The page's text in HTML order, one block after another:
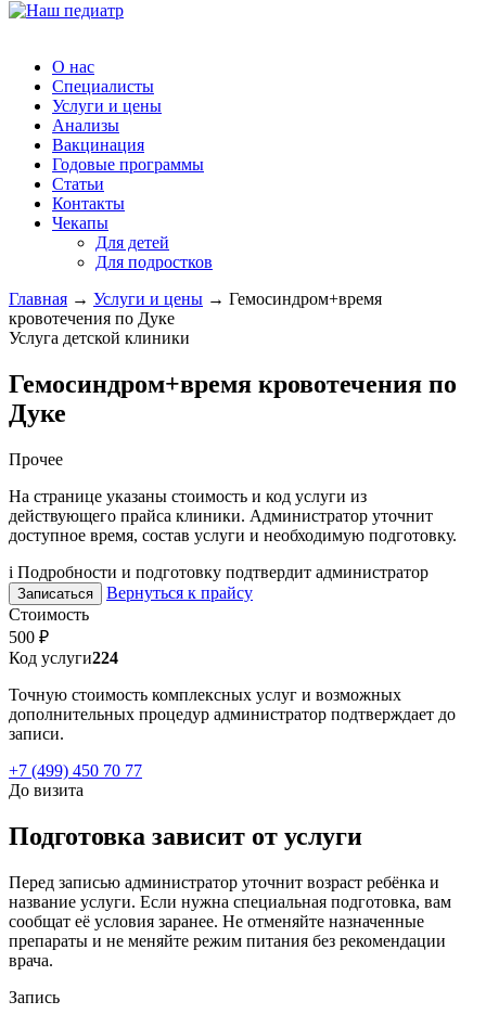
О нас
Специалисты
Услуги и цены
Анализы
Вакцинация
Годовые программы
Статьи
Контакты
Чекапы
Для детей
Для подростков
Главная → Услуги и цены → Гемосиндром+время
кровотечения по Дуке
Услуга детской клиники
Гемосиндром+время кровотечения по
Дуке
Прочее
На странице указаны стоимость и код услуги из
действующего прайса клиники. Администратор уточнит
доступное время, состав услуги и необходимую подготовку.
i Подробности и подготовку подтвердит администратор
Записаться
Вернуться к прайсу
Стоимость
500 ₽
Код услуги224
Точную стоимость комплексных услуг и возможных
дополнительных процедур администратор подтверждает до
записи.
+7 (499) 450 70 77
До визита
Подготовка зависит от услуги
Перед записью администратор уточнит возраст ребёнка и
название услуги. Если нужна специальная подготовка, вам
сообщат её условия заранее. Не отменяйте назначенные
препараты и не меняйте режим питания без рекомендации
врача.
Запись